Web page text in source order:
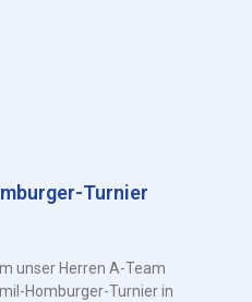
Turnier
unser Herren A-Team
Homburger-Turnier in